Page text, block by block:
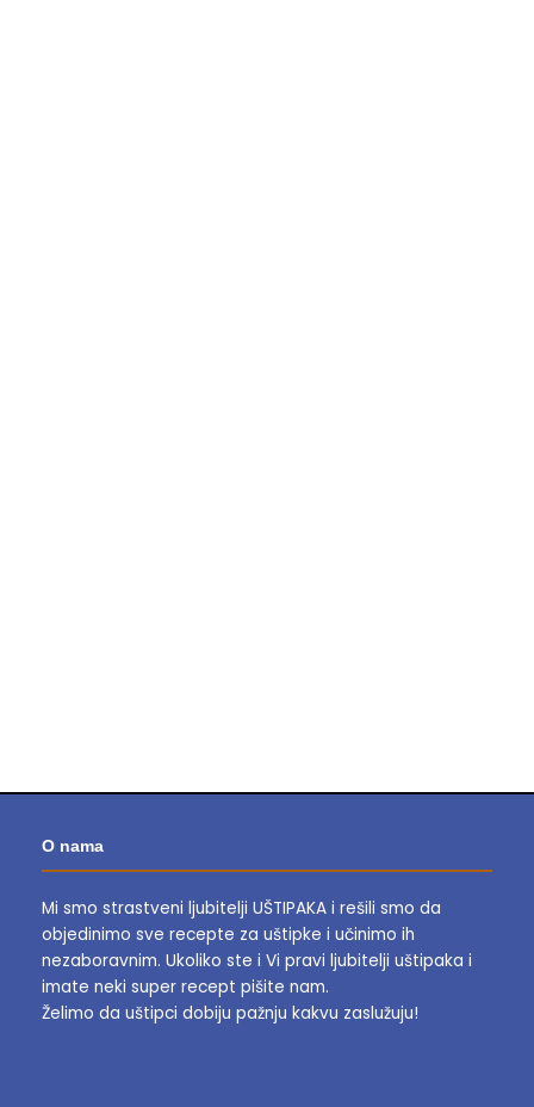
O nama
Mi smo strastveni ljubitelji UŠTIPAKA i rešili smo da
objedinimo sve recepte za uštipke i učinimo ih
nezaboravnim. Ukoliko ste i Vi pravi ljubitelji uštipaka i
imate neki super recept pišite nam.
Želimo da uštipci dobiju pažnju kakvu zaslužuju!